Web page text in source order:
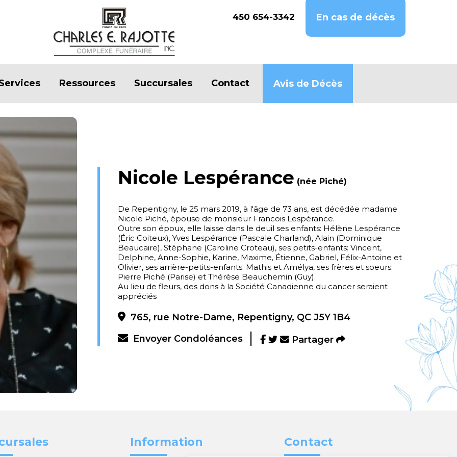
450 654-3342 En cas de décès
Ressources Succursales Contact Avis de Décès
Nicole Lespérance (née Piché)
De Repentigny, le 25 mars 2019, à l'âge de 73 ans, est décédée madame
Nicole Piché, épouse de monsieur Francois Lespérance.
Outre son époux, elle laisse dans le deuil ses enfants: Hélène Lespérance
(Éric Coiteux), Yves Lespérance (Pascale Charland), Alain (Dominique
Beaucaire), Stéphane (Caroline Croteau), ses petits-enfants: Vincent,
Delphine, Anne-Sophie, Karine, Maxime, Étienne, Gabriel, Félix-Antoine et
Olivier, ses arrière-petits-enfants: Mathis et Amélya, ses frères et soeurs:
Pierre Piché (Parise) et Thérèse Beauchemin (Guy).
Au lieu de fleurs, des dons à la Société Canadienne du cancer seraient
appréciés
765, rue Notre-Dame, Repentigny, QC J5Y 1B4
Envoyer Condoléances
Partager
Information Contact